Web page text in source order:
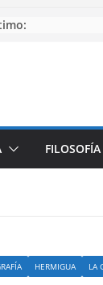
FILOSOFÍA
HERMIGUA LA